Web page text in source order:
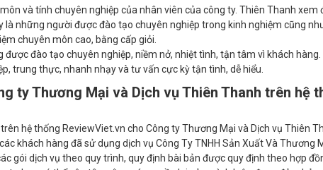
và tính chuyên nghiệp của nhân viên của công ty. Thiên Thanh
là những người được đào tạo chuyên nghiệp trong kinh nghiệm cũng
chuyên môn cao, bằng cấp giỏi.
được đào tạo chuyên nghiệp, niềm nở, nhiệt tình, tận tâm vì khách hàng.
trung thực, nhanh nhạy và tư vấn cực kỳ tận tình, dễ hiểu.
ty Thương Mại và Dịch vụ Thiên Thanh trên hệ
hệ thống ReviewViet.vn cho Công ty Thương Mại và Dịch vụ Thiên
khách hàng đã sử dụng dịch vụ Công Ty TNHH Sản Xuất Và Thương
gói dịch vụ theo quy trình, quy định bài bản được quy định theo hợp